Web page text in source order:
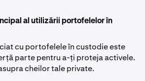
al utilizării portofelelor în
cu portofelele în custodie este
parte pentru a-ți proteja activele.
cheilor tale private.